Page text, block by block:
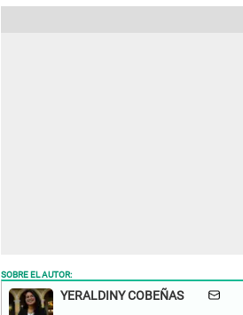
SOBRE EL AUTOR:
YERALDINY COBEÑAS